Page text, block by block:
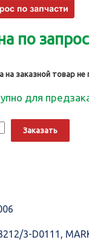
по
на заказной товар не
для
Заказать
3-D0111,